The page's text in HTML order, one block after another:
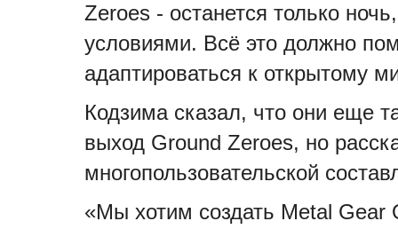
Zeroes - останется только
условиями. Всё это должно
адаптироваться к открытому
Кодзима сказал, что они еще
выход Ground Zeroes, но
многопользовательской
«Мы хотим создать Metal Gear